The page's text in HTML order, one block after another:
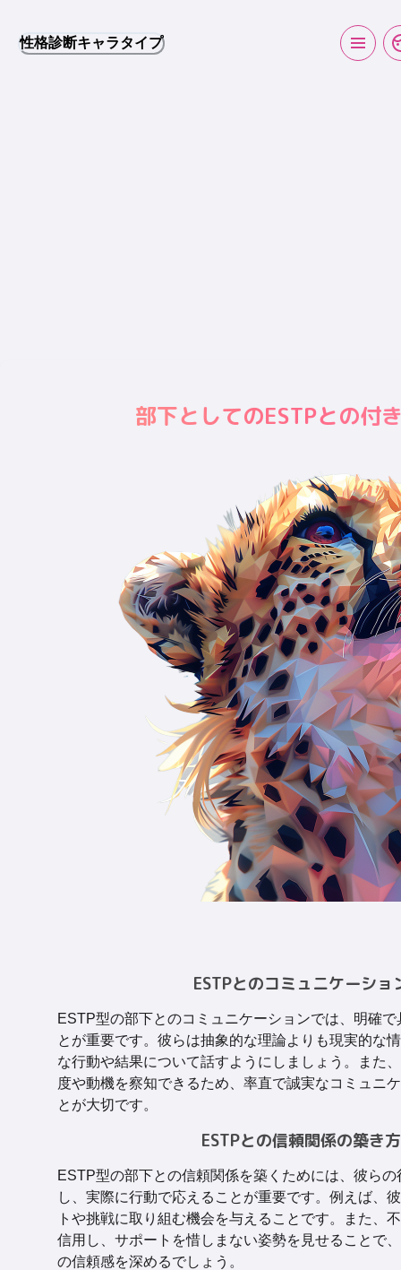
性格診断キャラタイプ
部下としてのESTPとの付
ESTPとのコミュニケーショ
ESTP型の部下とのコミュニケーションでは、明確
とが重要です。彼らは抽象的な理論よりも現実的な
な行動や結果について話すようにしましょう。また
度や動機を察知できるため、率直で誠実なコミュニ
とが大切です。
ESTPとの信頼関係の築き方
ESTP型の部下との信頼関係を築くためには、彼ら
し、実際に行動で応えることが重要です。例えば、
トや挑戦に取り組む機会を与えることです。また、
信用し、サポートを惜しまない姿勢を見せることで
の信頼感を深めるでしょう。